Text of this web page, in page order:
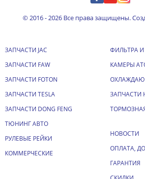
© 2016 - 2026 Все права защищены.
ЗАПЧАСТИ JAC
ЗАПЧАСТИ FAW
ЗАПЧАСТИ FOTON
ЗАПЧАСТИ TESLA
ЗАПЧАСТИ DONG FENG
ТЮНИНГ АВТО
РУЛЕВЫЕ РЕЙКИ
КОММЕРЧЕСКИЕ
ФИЛЬТРА
КАМЕРЫ
ЗАПЧАСТИ
НОВОСТИ
ОПЛАТА,
ГАРАНТИЯ